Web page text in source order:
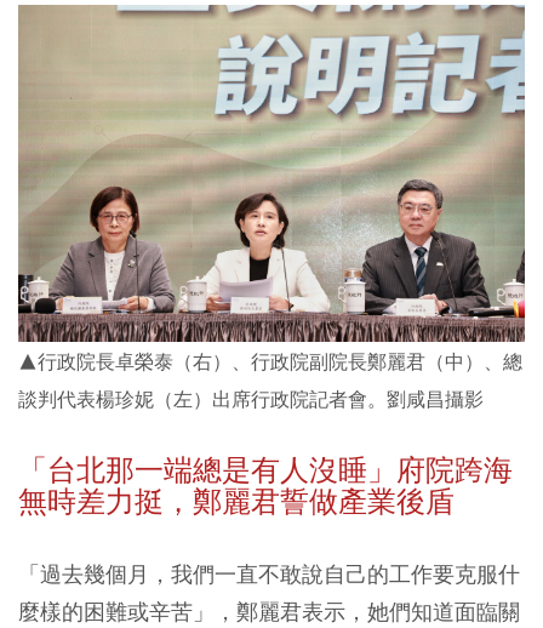
▲行政院長卓榮泰（右）、行政院副院長鄭麗君（中）、總
談判代表楊珍妮（左）出席行政院記者會。劉咸昌攝影
「台北那一端總是有人沒睡」府院跨海
無時差力挺，鄭麗君誓做產業後盾
「過去幾個月，我們一直不敢說自己的工作要克服什
麼樣的困難或辛苦」，鄭麗君表示，她們知道面臨關